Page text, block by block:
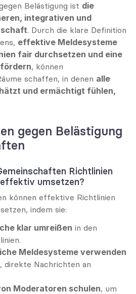
Belästigung ist die
integrativen und
. Durch die klare Definition
effektive Meldesysteme
fair durchsetzen und eine
, können
schaffen, in denen alle
und ermächtigt fühlen,
gegen Belästigung
Richtlinien
umsetzen?
indem sie:
klar umreißen in den
Meldesysteme verwenden
direkte Nachrichten an
Moderatoren schulen, um